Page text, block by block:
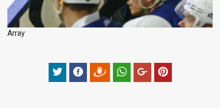
Array